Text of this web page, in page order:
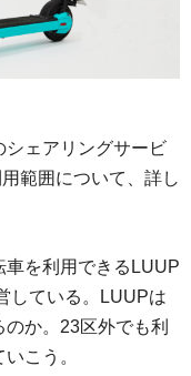
シェアリングサービ
範囲について、詳し
車を利用できるLUUP
している。LUUPは
か。23区外でも利
こう。